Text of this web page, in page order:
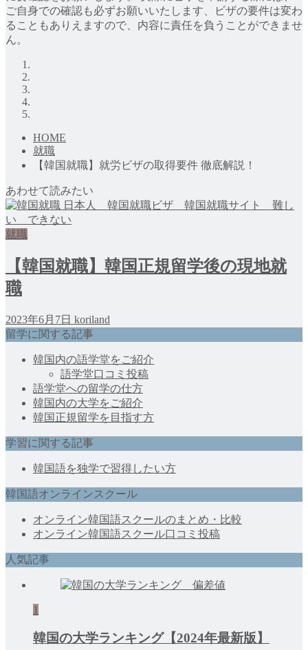
ご自身での確認も必ずお願いいたします、ビザの要件は変わ
ることもありえますので、内容に責任を負うことができませ
ん。
HOME
就職
【韓国就職】就労ビザの取得要件 徹底解説！
あわせて読みたい
就職
【韓国就職】韓国正規留学後の現地就
職
2023年6月7日 koriland
留学に関する記事
韓国内の語学堂をご紹介
語学堂口コミ投稿
語学堂への留学の仕方
韓国内の大学をご紹介
韓国正規留学を目指す方
学習に関する記事
韓国語を独学で習得したい方
韓国語オンラインスクール
オンライン韓国語スクールのまとめ・比較
オンライン韓国語スクール口コミ投稿
人気記事
1
韓国の大学ランキング【2024年最新版】